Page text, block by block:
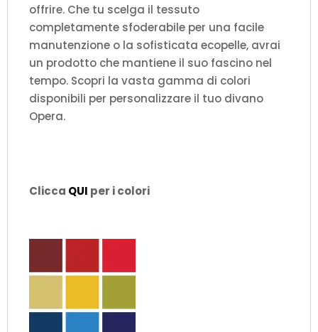
offrire. Che tu scelga il tessuto
completamente sfoderabile per una facile
manutenzione o la sofisticata ecopelle, avrai
un prodotto che mantiene il suo fascino nel
tempo. Scopri la vasta gamma di colori
disponibili per personalizzare il tuo divano
Opera.
Clicca QUI per i colori